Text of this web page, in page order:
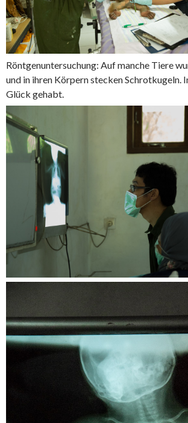
Röntgenuntersuchung: Auf manche Tiere
und in ihren Körpern stecken Schrotkugeln.
Glück gehabt.